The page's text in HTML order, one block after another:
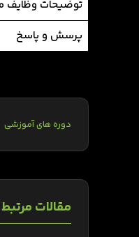
توضیحات وظایف
پرسش و پاسخ
دوره های آموزشی
مقالات مرتبط